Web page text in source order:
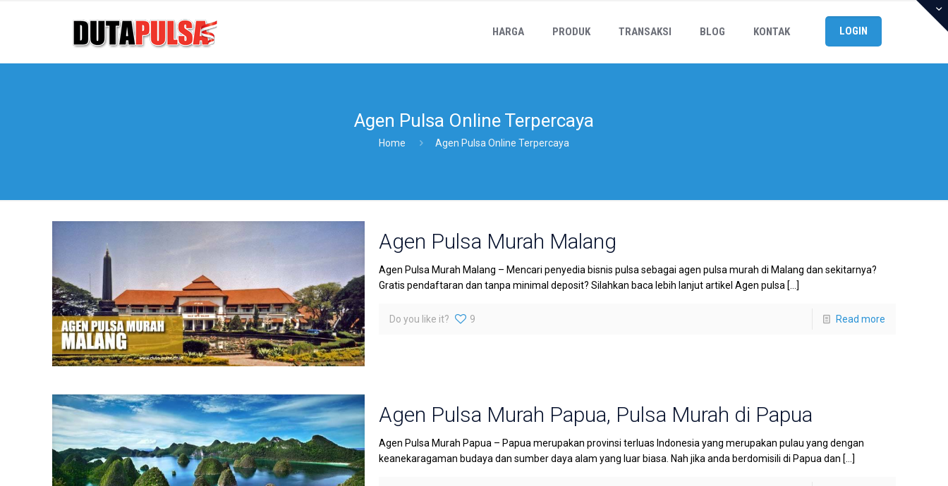
HARGA PRODUK TRANSAKSI BLOG KONTAK LOGIN
Agen Pulsa Online Terpercaya
Home Agen Pulsa Online Terpercaya
Agen Pulsa Murah Malang
Agen Pulsa Murah Malang – Mencari penyedia bisnis pulsa sebagai agen pulsa murah di Malang dan sekitarnya?
Gratis pendaftaran dan tanpa minimal deposit? Silahkan baca lebih lanjut artikel Agen pulsa […]
Do you like it? 9 Read more
Agen Pulsa Murah Papua, Pulsa Murah di Papua
Agen Pulsa Murah Papua – Papua merupakan provinsi terluas Indonesia yang merupakan pulau yang dengan
keanekaragaman budaya dan sumber daya alam yang luar biasa. Nah jika anda berdomisili di Papua dan […]